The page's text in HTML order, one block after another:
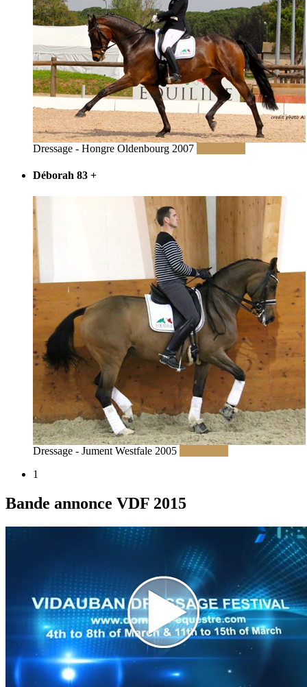
Dressage - Hongre Oldenbourg 2007
Déborah 83 +
Dressage - Jument Westfale 2005
1
Bande annonce VDF 2015